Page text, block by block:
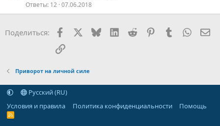
Ответы 12 07.06.2018
Поделиться: Facebook BlueskyLinkedIn
Reddit PinterestTumblr
Ссылка
Приворот на личной силе
Русский (RU)
Условия и правила
Политика конфиденциальности Помощь
R